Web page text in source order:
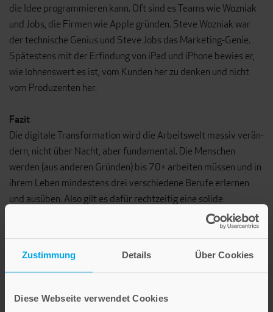
Zustimmung Details Über Cookies
Diese Webseite verwendet Cookies
die Idee programmieren kann. Oft sind es Teams wie Wozniak
und Jobs, die Firmen wie Apple gründen. Steve Woz­niak war
der technische Genius und Steve Jobs das Marketing-Genie.
Spätestens mit der Erfindung von iPad und iPhone bewies er,
wie loh­nenswert es ist, vom Kunden her zu denken und nicht
vom Produzenten her.
Fazit
Die digitale Transformation wird die Arbeitswelt massiv verän­
dern, nicht über Nacht, aber fundamental. Die Menschen
werden (aus anderen Gründen) bis 70+ arbeiten müssen und in
ihrem Leben mindes­tens drei verschiedene Berufe erlernen
und ausüben. Also gilt es dafür rechtzeitig eine solide
Grundlage zu legen, die einen durchträgt und gleichzeitig noch
sehr nah an den eigenen Talenten liegt. Einfach? Nein, aber
Entscheidung zu treffen